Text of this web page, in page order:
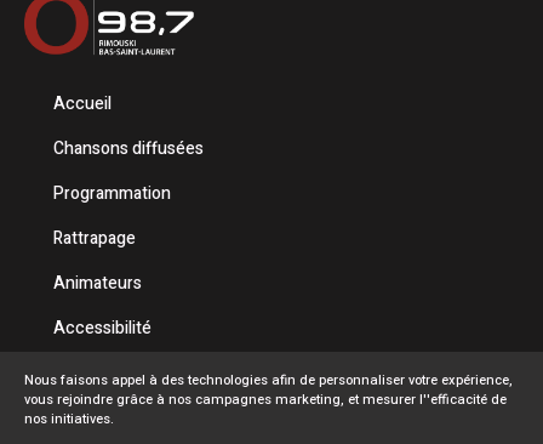
Accueil
Chansons diffusées
Programmation
Rattrapage
Animateurs
Accessibilité
Politique de confidentialité
Conditions d'utilisation
Nous faisons appel à des technologies afin de personnaliser votre expérience,
vous rejoindre grâce à nos campagnes marketing, et mesurer l''efficacité de
nos initiatives.